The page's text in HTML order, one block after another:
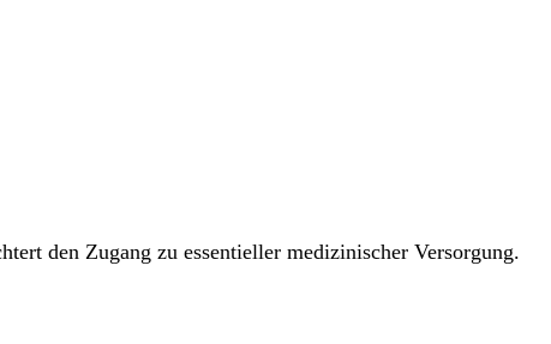
den Zugang zu essentieller medizinischer Versorgung.